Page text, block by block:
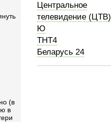
(в
в
Центральное
телевидение (ЦТВ)
Ю
ТНТ4
Беларусь 24